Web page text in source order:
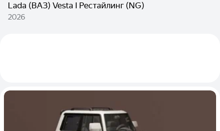
Lada (ВАЗ) Vesta I Рестайлинг (NG)
2026